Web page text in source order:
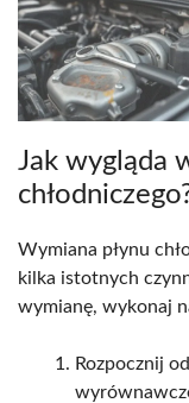
Jak wygląda
Wymiana płynu
kilka istotnych
wymianę, wykonaj
Rozpocznij